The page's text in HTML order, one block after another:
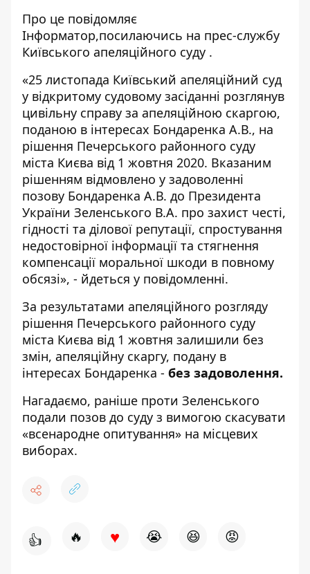
Про це повідомляє
Інформатор,посилаючись на прес-службу
Київського апеляційного суду .
«25 листопада Київський апеляційний суд
у відкритому судовому засіданні розглянув
цивільну справу за апеляційною скаргою,
поданою в інтересах Бондаренка А.В., на
рішення Печерського районного суду
міста Києва від 1 жовтня 2020. Вказаним
рішенням відмовлено у задоволенні
позову Бондаренка А.В. до Президента
України Зеленського В.А. про захист честі,
гідності та ділової репутації, спростування
недостовірної інформації та стягнення
компенсації моральної шкоди в повному
обсязі», - йдеться у повідомленні.
За результатами апеляційного розгляду
рішення Печерського районного суду
міста Києва від 1 жовтня залишили без
змін, апеляційну скаргу, подану в
інтересах Бондаренка - без задоволення.
Нагадаємо, раніше проти Зеленського
подали позов до суду з вимогою скасувати
«всенародне опитування» на місцевих
виборах.
👍 🔥 ♥ 😭 😆 😡